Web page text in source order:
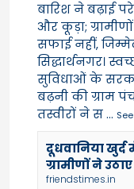
बारिश ने बढ़ाई
और कूड़ा;
सफाई नहीं,
सिद्धार्थनगर।
सुविधाओं के
बढ़नी की ग्राम
तस्वीरों ने स...
दूधवानिया
ग्रामीणों ने
friendstimes.in